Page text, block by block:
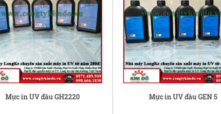
Mực in UV đầu GH2220 Mực in UV đầu GEN 5